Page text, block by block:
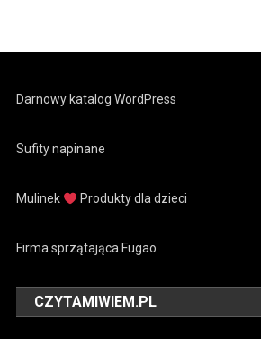
Darnowy katalog WordPress
Sufity napinane
Mulinek Produkty dla dzieci
Firma sprzątająca Fugao
CZYTAMIWIEM.PL